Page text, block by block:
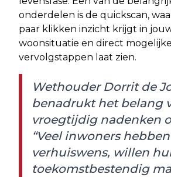
onderdelen is de quickscan,
paar klikken inzicht krijgt in
woonsituatie en direct mogelijke
vervolgstappen laat zien.
Wethouder Dorrit de
benadrukt het belang
vroegtijdig nadenken
“Veel inwoners
verhuiswens, willen
toekomstbestendig